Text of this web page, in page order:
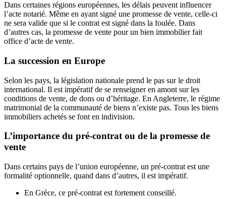
Dans certaines régions européennes, les délais peuvent influencer
l’acte notarié. Même en ayant signé une promesse de vente, celle-ci
ne sera valide que si le contrat est signé dans la foulée. Dans
d’autres cas, la promesse de vente pour un bien immobilier fait
office d’acte de vente.
La succession en Europe
Selon les pays, la législation nationale prend le pas sur le droit
international. Il est impératif de se renseigner en amont sur les
conditions de vente, de dons ou d’héritage. En Angleterre, le régime
matrimonial de la communauté de biens n’existe pas. Tous les biens
immobiliers achetés se font en indivision.
L’importance du pré-contrat ou de la promesse de
vente
Dans certains pays de l’union européenne, un pré-contrat est une
formalité optionnelle, quand dans d’autres, il est impératif.
En Grèce, ce pré-contrat est fortement conseillé.